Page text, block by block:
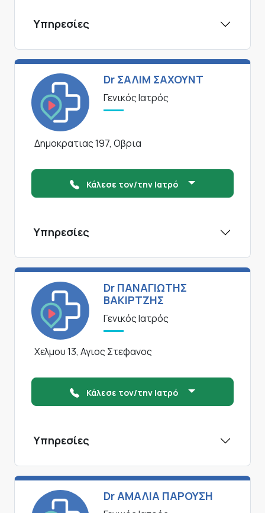
Υπηρεσίες
Dr ΣΑΛΙΜ ΣΑΧΟΥΝΤ
Γενικός Ιατρός
Δημοκρατιας 197, Οβρια
Κάλεσε τον/την Ιατρό
Υπηρεσίες
Dr ΠΑΝΑΓΙΩΤΗΣ
ΒΑΚΙΡΤΖΗΣ
Γενικός Ιατρός
Χελμου 13, Αγιος Στεφανος
Κάλεσε τον/την Ιατρό
Υπηρεσίες
Dr ΑΜΑΛΙΑ ΠΑΡΟΥΣΗ